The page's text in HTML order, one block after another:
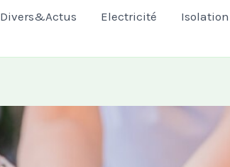
Divers&Actus Electricité Isolation